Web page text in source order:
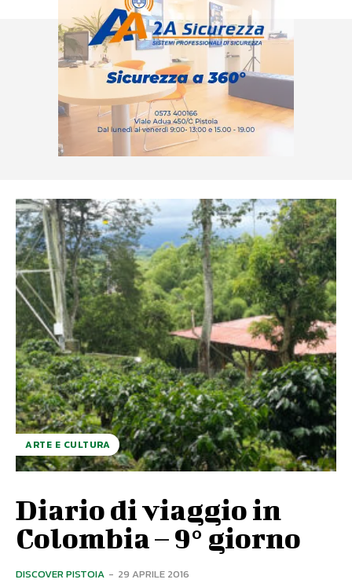
ARTE E CULTURA
Diario di viaggio in
Colombia – 9° giorno
DISCOVER PISTOIA - 29 APRILE 2016